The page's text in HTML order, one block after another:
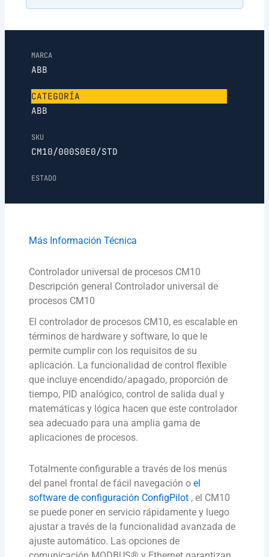
MARCA
ABB
CATEGORÍA
ABB
SKU
CM10/000S0E0/STD
ESTADO
Más Información Técnica
Controlador universal de procesos CM10
Descripción general Controlador universal de
procesos CM10
El controlador de procesos CM10, es escalable en
términos de hardware y software, lo que le
permite cumplir con los requisitos de su
aplicación. La funcionalidad de control flexible
que incluye encendido/apagado, proporción de
tiempo, PID analógico, control de salida dual y
matemáticas y lógica hacen que este controlador
sea adecuado para una amplia gama de
aplicaciones de procesos.
Totalmente configurable a través de los menús
del panel frontal de fácil navegación oel
software de configuración ConfigPilot , el CM10
se puede poner en servicio rápidamente y luego
ajustar a través de la funcionalidad avanzada de
ajuste automático. Las opciones de